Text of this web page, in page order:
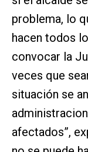
problema, lo
hacen todos
convocar la
veces que
situación se
afectados”,